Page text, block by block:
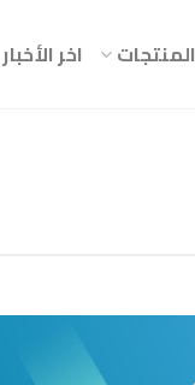
المنتجات اخر الأخبار